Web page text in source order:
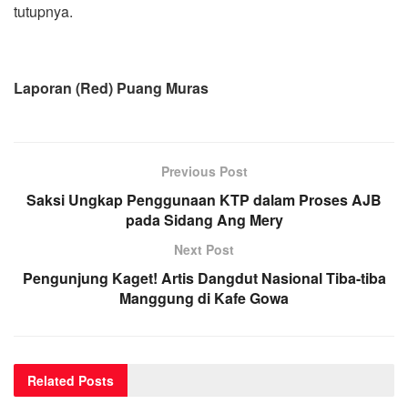
tutupnya.
Laporan (Red) Puang Muras
Previous Post
Saksi Ungkap Penggunaan KTP dalam Proses AJB
pada Sidang Ang Mery
Next Post
Pengunjung Kaget! Artis Dangdut Nasional Tiba-tiba
Manggung di Kafe Gowa
Related Posts